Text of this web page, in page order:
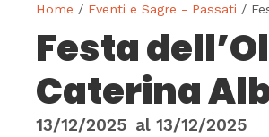
Home / Eventi e Sagre - Passati /
Festa
Caterina
13/12/2025 al 13/12/2025